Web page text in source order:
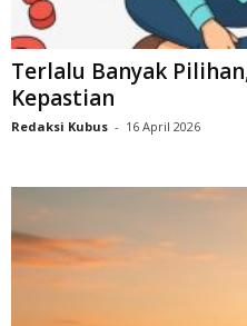
Terlalu Banyak
Kepastian
Redaksi Kubus - 16 April 2026